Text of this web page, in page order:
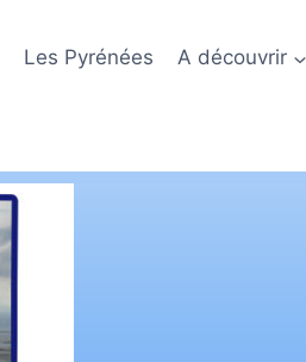
Les Pyrénées A découvrir